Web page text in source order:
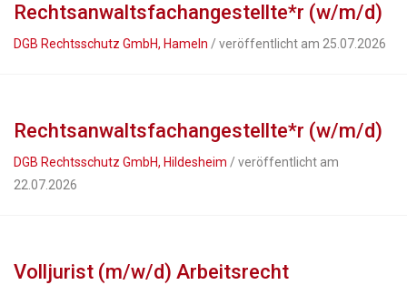
Rechtsanwaltsfachangestellte*r (w/m/d)
DGB Rechtsschutz GmbH, Hameln / veröffentlicht am 25.07.2026
Rechtsanwaltsfachangestellte*r (w/m/d)
DGB Rechtsschutz GmbH, Hildesheim / veröffentlicht am
22.07.2026
Volljurist (m/w/d) Arbeitsrecht